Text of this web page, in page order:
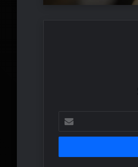
posta
adresinizi